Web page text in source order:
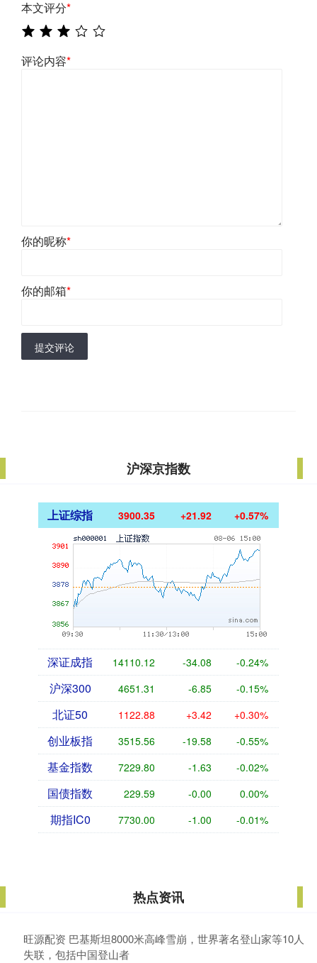
本文评分*
评论内容*
你的昵称*
你的邮箱*
提交评论
沪深京指数
上证综指 3900.35 +21.92 +0.57%
深证成指 14110.12 -34.08 -0.24%
沪深300 4651.31 -6.85 -0.15%
北证50 1122.88 +3.42 +0.30%
创业板指 3515.56 -19.58 -0.55%
基金指数 7229.80 -1.63 -0.02%
国债指数 229.59 -0.00 0.00%
期指IC0 7730.00 -1.00 -0.01%
热点资讯
旺源配资 巴基斯坦8000米高峰雪崩，世界著名登山家等10人
失联，包括中国登山者